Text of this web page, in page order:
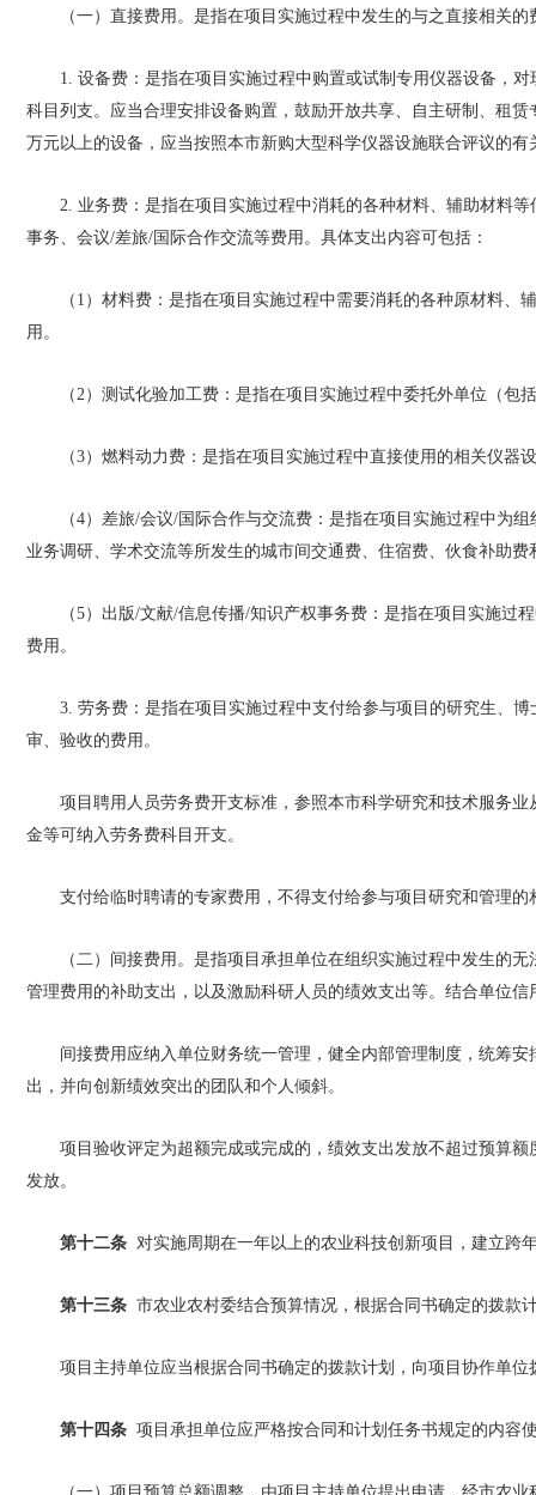
（一）直接费用。是指在项目实施过程中发生的与之直接相关
1. 设备费：是指在项目实施过程中购置或试制专用仪器设备，
科目列支。应当合理安排设备购置，鼓励开放共享、自主研制、租
万元以上的设备，应当按照本市新购大型科学仪器设施联合评议的有
2. 业务费：是指在项目实施过程中消耗的各种材料、辅助材料
事务、会议/差旅/国际合作交流等费用。具体支出内容可包括：
（1）材料费：是指在项目实施过程中需要消耗的各种原材料
用。
（2）测试化验加工费：是指在项目实施过程中委托外单位（
（3）燃料动力费：是指在项目实施过程中直接使用的相关仪
（4）差旅/会议/国际合作与交流费：是指在项目实施过程中为
业务调研、学术交流等所发生的城市间交通费、住宿费、伙食补助
（5）出版/文献/信息传播/知识产权事务费：是指在项目实施
费用。
3. 劳务费：是指在项目实施过程中支付给参与项目的研究生、
审、验收的费用。
项目聘用人员劳务费开支标准，参照本市科学研究和技术服务
金等可纳入劳务费科目开支。
支付给临时聘请的专家费用，不得支付给参与项目研究和管理
（二）间接费用。是指项目承担单位在组织实施过程中发生的
管理费用的补助支出，以及激励科研人员的绩效支出等。结合单位
间接费用应纳入单位财务统一管理，健全内部管理制度，统筹
出，并向创新绩效突出的团队和个人倾斜。
项目验收评定为超额完成或完成的，绩效支出发放不超过预算
发放。
第十二条 对实施周期在一年以上的农业科技创新项目，建立跨
第十三条 市农业农村委结合预算情况，根据合同书确定的拨款
项目主持单位应当根据合同书确定的拨款计划，向项目协作单
第十四条 项目承担单位应严格按合同和计划任务书规定的内容